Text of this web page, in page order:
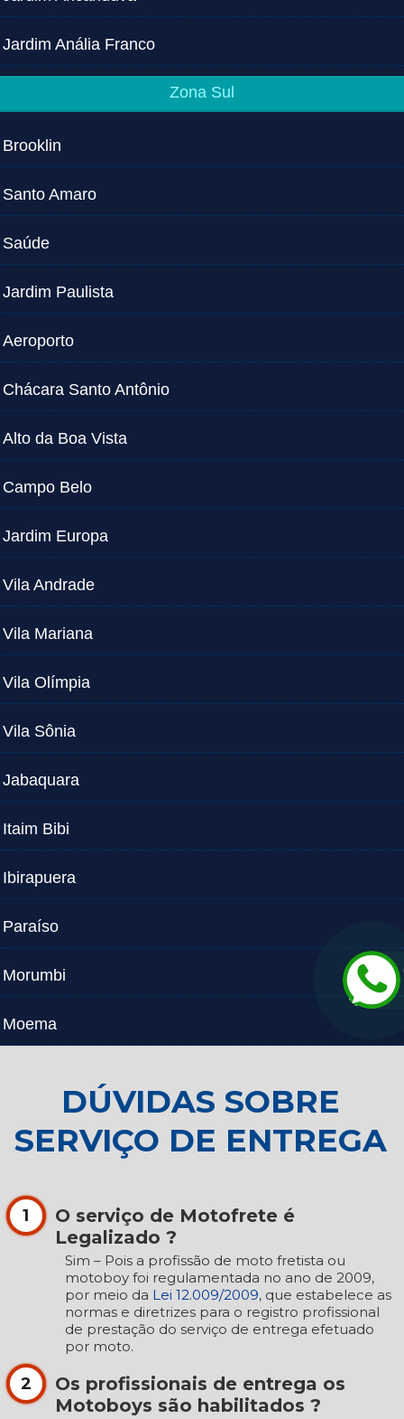
Jardim Anália Franco
Zona Sul
Brooklin
Santo Amaro
Saúde
Jardim Paulista
Aeroporto
Chácara Santo Antônio
Alto da Boa Vista
Campo Belo
Jardim Europa
Vila Andrade
Vila Mariana
Vila Olímpia
Vila Sônia
Jabaquara
Itaim Bibi
Ibirapuera
Paraíso
Morumbi
Moema
DÚVIDAS SOBRE
SERVIÇO DE ENTREGA
1
O serviço de Motofrete é
Legalizado ?
Sim – Pois a profissão de moto fretista ou
motoboy foi regulamentada no ano de 2009,
por meio da Lei 12.009/2009, que estabelece as
normas e diretrizes para o registro profissional
de prestação do serviço de entrega efetuado
por moto.
2
Os profissionais de entrega os
Motoboys são habilitados ?